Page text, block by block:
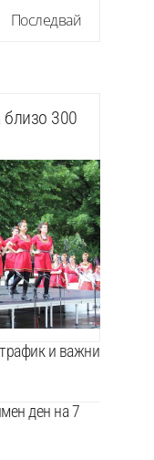
Последвай
близо 300
и важни
ден на 7